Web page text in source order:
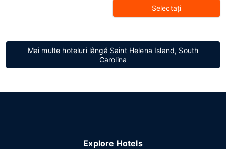
Selectaţi
Mai multe hoteluri lângă Saint Helena Island, South
Carolina
Explore Hotels